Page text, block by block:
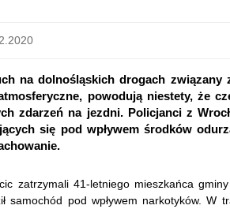
na dolnośląskich drogach związany
powodują niestety, że
zdarzeń na jezdni. Policjanci z
się pod wpływem środków
zatrzymali 41-letniego mieszkańca gminy
samochód pod wpływem narkotyków. W